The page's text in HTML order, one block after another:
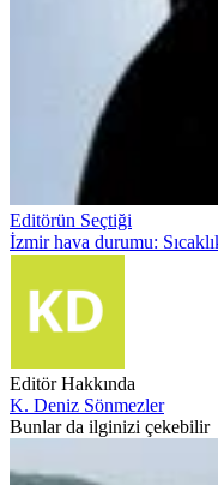
Editörün Seçtiği
İzmir hava durumu:
Editör Hakkında
K. Deniz Sönmezler
Bunlar da ilginizi çekebilir